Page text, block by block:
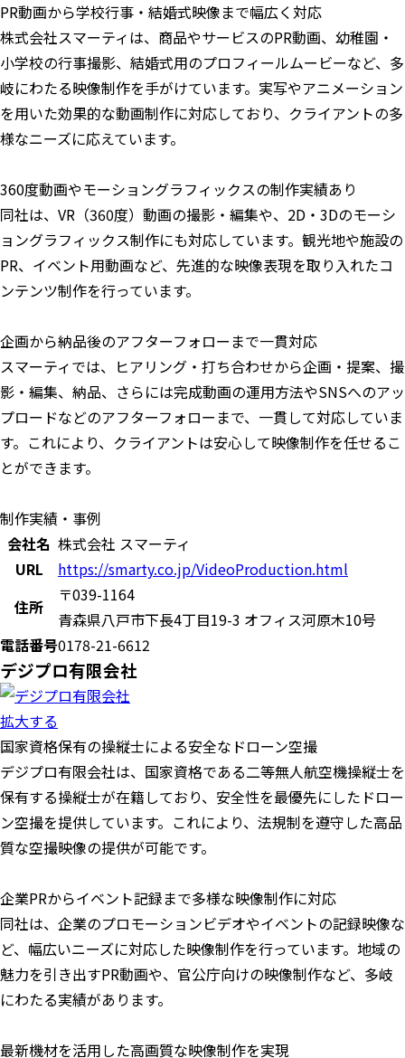
PR動画から学校行事・結婚式映像まで幅広く対応
株式会社スマーティは、商品やサービスのPR動画、幼稚園・
小学校の行事撮影、結婚式用のプロフィールムービーなど、多
岐にわたる映像制作を手がけています。実写やアニメーション
を用いた効果的な動画制作に対応しており、クライアントの多
様なニーズに応えています。
360度動画やモーショングラフィックスの制作実績あり
同社は、VR（360度）動画の撮影・編集や、2D・3Dのモーシ
ョングラフィックス制作にも対応しています。観光地や施設の
PR、イベント用動画など、先進的な映像表現を取り入れたコ
ンテンツ制作を行っています。
企画から納品後のアフターフォローまで一貫対応
スマーティでは、ヒアリング・打ち合わせから企画・提案、撮
影・編集、納品、さらには完成動画の運用方法やSNSへのアッ
プロードなどのアフターフォローまで、一貫して対応していま
す。これにより、クライアントは安心して映像制作を任せるこ
とができます。
制作実績・事例
会社名 株式会社 スマーティ
URL
https://smarty.co.jp/VideoProduction.html
住所
〒039-1164
青森県八戸市下長4丁目19-3 オフィス河原木10号
電話番号0178-21-6612
デジプロ有限会社
拡大する
国家資格保有の操縦士による安全なドローン空撮
デジプロ有限会社は、国家資格である二等無人航空機操縦士を
保有する操縦士が在籍しており、安全性を最優先にしたドロー
ン空撮を提供しています。これにより、法規制を遵守した高品
質な空撮映像の提供が可能です。
企業PRからイベント記録まで多様な映像制作に対応
同社は、企業のプロモーションビデオやイベントの記録映像な
ど、幅広いニーズに対応した映像制作を行っています。地域の
魅力を引き出すPR動画や、官公庁向けの映像制作など、多岐
にわたる実績があります。
最新機材を活用した高画質な映像制作を実現